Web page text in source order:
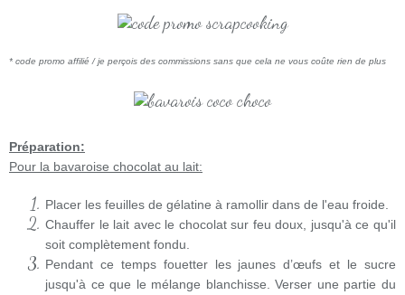
* code promo affilié / je perçois des commissions sans que cela ne vous coûte rien de plus
Préparation:
Pour la bavaroise chocolat au lait:
Placer les feuilles de gélatine à ramollir dans de l'eau froide.
Chauffer le lait avec le chocolat sur feu doux, jusqu'à ce qu'il
soit complètement fondu.
Pendant ce temps fouetter les jaunes d’œufs et le sucre
jusqu'à ce que le mélange blanchisse. Verser une partie du